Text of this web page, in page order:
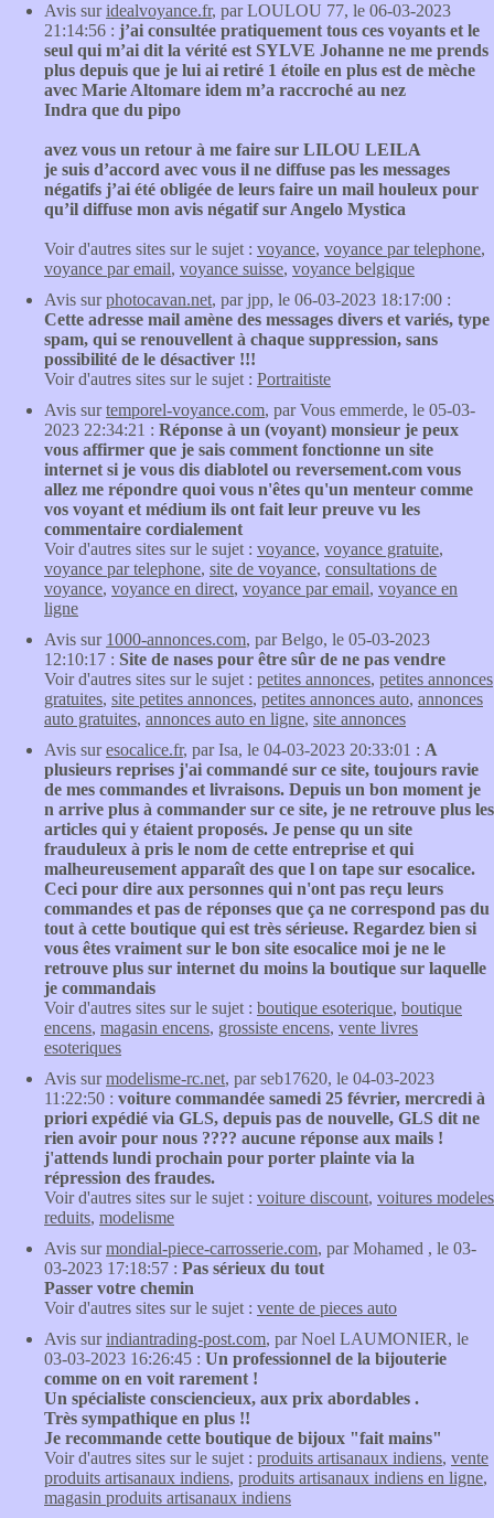
Avis suridealvoyance.fr, par LOULOU 77, le 06-03-2023
21:14:56 : j’ai consultée pratiquement tous ces voyants et le
seul qui m’ai dit la vérité est SYLVE Johanne ne me prends
plus depuis que je lui ai retiré 1 étoile en plus est de mèche
avec Marie Altomare idem m’a raccroché au nez
Indra que du pipo
avez vous un retour à me faire sur LILOU LEILA
je suis d’accord avec vous il ne diffuse pas les messages
négatifs j’ai été obligée de leurs faire un mail houleux pour
qu’il diffuse mon avis négatif sur Angelo Mystica
Voir d'autres sites sur le sujet : voyance, voyance par telephone,
voyance par email, voyance suisse, voyance belgique
Avis surphotocavan.net, par jpp, le 06-03-2023 18:17:00 :
Cette adresse mail amène des messages divers et variés, type
spam, qui se renouvellent à chaque suppression, sans
possibilité de le désactiver !!!
Voir d'autres sites sur le sujet : Portraitiste
Avis surtemporel-voyance.com, par Vous emmerde, le 05-03-
2023 22:34:21 : Réponse à un (voyant) monsieur je peux
vous affirmer que je sais comment fonctionne un site
internet si je vous dis diablotel ou reversement.com vous
allez me répondre quoi vous n'êtes qu'un menteur comme
vos voyant et médium ils ont fait leur preuve vu les
commentaire cordialement
Voir d'autres sites sur le sujet : voyance, voyance gratuite,
voyance par telephone, site de voyance, consultations de
voyance, voyance en direct, voyance par email, voyance en
ligne
Avis sur 1000-annonces.com, par Belgo, le 05-03-2023
12:10:17 : Site de nases pour être sûr de ne pas vendre
Voir d'autres sites sur le sujet : petites annonces, petites annonces
gratuites, site petites annonces, petites annonces auto, annonces
auto gratuites, annonces auto en ligne, site annonces
Avis suresocalice.fr, par Isa, le 04-03-2023 20:33:01 : A
plusieurs reprises j'ai commandé sur ce site, toujours ravie
de mes commandes et livraisons. Depuis un bon moment je
n arrive plus à commander sur ce site, je ne retrouve plus les
articles qui y étaient proposés. Je pense qu un site
frauduleux à pris le nom de cette entreprise et qui
malheureusement apparaît des que l on tape sur esocalice.
Ceci pour dire aux personnes qui n'ont pas reçu leurs
commandes et pas de réponses que ça ne correspond pas du
tout à cette boutique qui est très sérieuse. Regardez bien si
vous êtes vraiment sur le bon site esocalice moi je ne le
retrouve plus sur internet du moins la boutique sur laquelle
je commandais
Voir d'autres sites sur le sujet : boutique esoterique, boutique
encens, magasin encens, grossiste encens, vente livres
esoteriques
Avis surmodelisme-rc.net, par seb17620, le 04-03-2023
11:22:50 : voiture commandée samedi 25 février, mercredi à
priori expédié via GLS, depuis pas de nouvelle, GLS dit ne
rien avoir pour nous ???? aucune réponse aux mails !
j'attends lundi prochain pour porter plainte via la
répression des fraudes.
Voir d'autres sites sur le sujet : voiture discount, voitures modeles
reduits, modelisme
Avis surmondial-piece-carrosserie.com, par Mohamed , le 03-
03-2023 17:18:57 : Pas sérieux du tout
Passer votre chemin
Voir d'autres sites sur le sujet : vente de pieces auto
Avis surindiantrading-post.com, par Noel LAUMONIER, le
03-03-2023 16:26:45 : Un professionnel de la bijouterie
comme on en voit rarement !
Un spécialiste consciencieux, aux prix abordables .
Très sympathique en plus !!
Je recommande cette boutique de bijoux "fait mains"
Voir d'autres sites sur le sujet : produits artisanaux indiens, vente
produits artisanaux indiens, produits artisanaux indiens en ligne,
magasin produits artisanaux indiens